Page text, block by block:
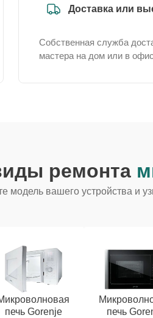
Доставка или
Собственная служба
мастера на дом или в офис
ремонта
модель вашего устройства и
печь Gorenje
печь